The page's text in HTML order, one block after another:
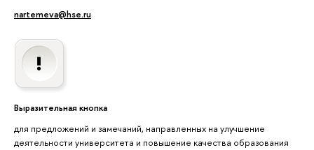
nartemeva@hse.ru
Выразительная кнопка
для предложений и замечаний, направленных на улучшение
деятельности университета и повышение качества образования